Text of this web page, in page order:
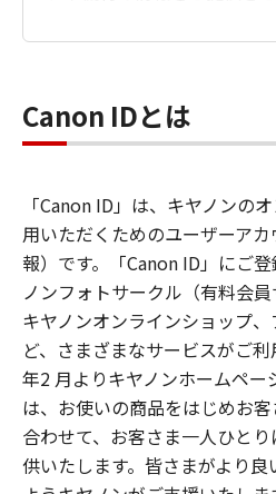
Canon IDとは
「Canon ID」は、キヤノンの
用いただくためのユーザーア
報）です。「Canon ID」にご
ノンフォトサークル（有料会員
キヤノンオンラインショップ
ど、さまざまなサービスがご
年2 月よりキヤノンホームペ
は、お使いの商品をはじめお
合わせて、お客さま一人ひと
供いたします。皆さまがより